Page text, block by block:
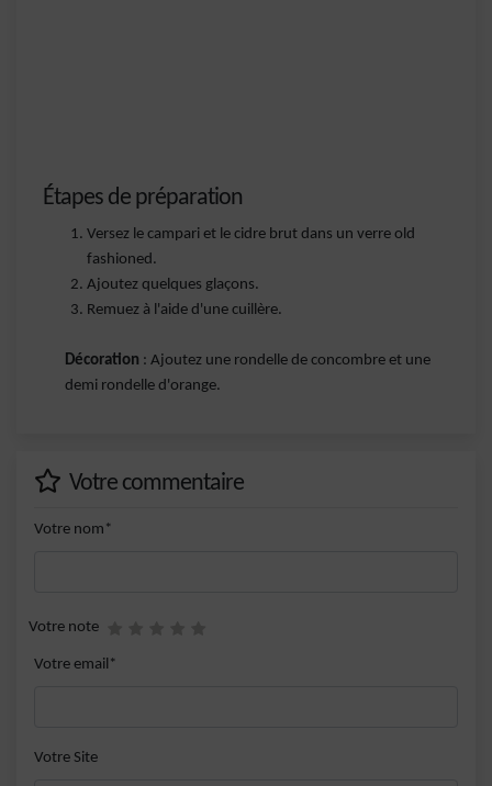
Étapes de préparation
Versez le campari et le cidre brut dans un verre old
fashioned.
Ajoutez quelques glaçons.
Remuez à l'aide d'une cuillère.
Décoration : Ajoutez une rondelle de concombre et une
demi rondelle d'orange.
Votre commentaire
Votre nom*
Votre note
Votre email*
Votre Site